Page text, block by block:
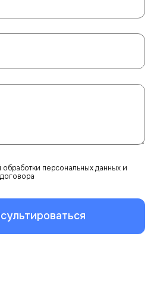
персональных данных и